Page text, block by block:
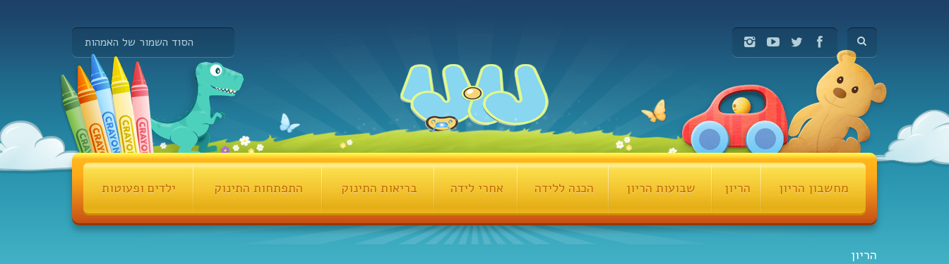
הסוד השמור של האמהות
מחשבון הריון הריון שבועות הריון הכנה ללידה אחרי לידה בריאות התינוק התפתחות התינוק ילדים ופעוטות
הריון